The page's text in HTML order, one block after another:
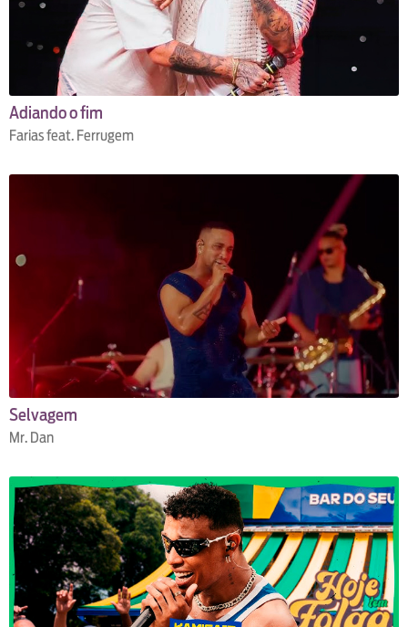
Adiando o fim
Farias feat. Ferrugem
Selvagem
Mr. Dan